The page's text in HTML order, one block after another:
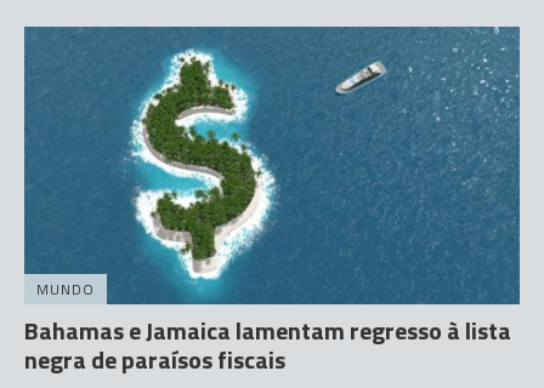
MUNDO
Bahamas e Jamaica lamentam regresso à lista
negra de paraísos fiscais